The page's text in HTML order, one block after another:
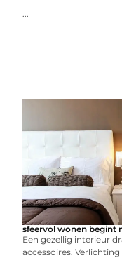
...
sfeervol wonen begint
Een gezellig interieur
accessoires.